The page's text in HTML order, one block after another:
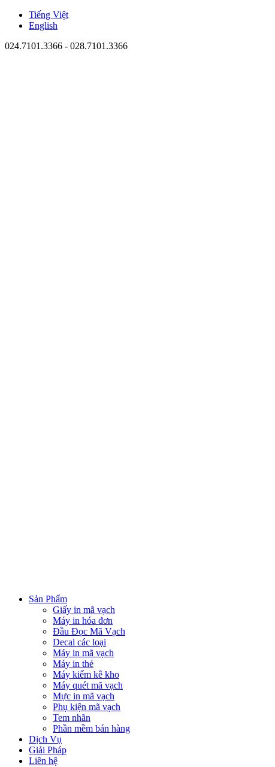
Tiếng Việt
English
024.7101.3366 - 028.7101.3366
Sản Phẩm
Giấy in mã vạch
Máy in hóa đơn
Đầu Đọc Mã Vạch
Decal các loại
Máy in mã vạch
Máy in thẻ
Máy kiểm kê kho
Máy quét mã vạch
Mực in mã vạch
Phụ kiện mã vạch
Tem nhãn
Phần mềm bán hàng
Dịch Vụ
Giải Pháp
Liên hệ